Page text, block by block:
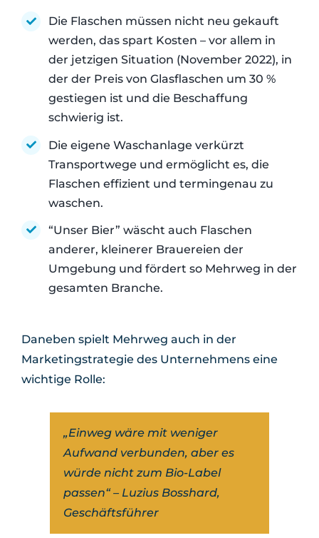
Die Flaschen müssen nicht neu gekauft
werden, das spart Kosten – vor allem in
der jetzigen Situation (November 2022), in
der der Preis von Glasflaschen um 30 %
gestiegen ist und die Beschaffung
schwierig ist.
Die eigene Waschanlage verkürzt
Transportwege und ermöglicht es, die
Flaschen effizient und termingenau zu
waschen.
“Unser Bier” wäscht auch Flaschen
anderer, kleinerer Brauereien der
Umgebung und fördert so Mehrweg in der
gesamten Branche.
Daneben spielt Mehrweg auch in der
Marketingstrategie des Unternehmens eine
wichtige Rolle:
„Einweg wäre mit weniger
Aufwand verbunden, aber es
würde nicht zum Bio-Label
passen“ – Luzius Bosshard,
Geschäftsführer